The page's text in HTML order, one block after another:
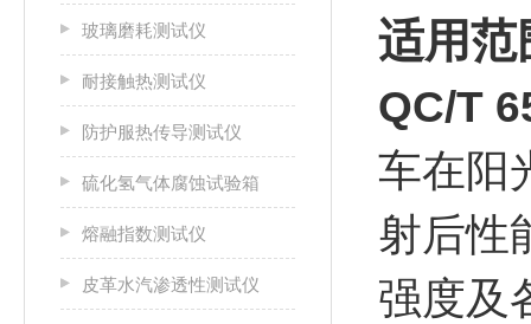
玻璃磨耗测试仪
耐接触热测试仪
防护服热传导测试仪
硫化氢气体腐蚀试验箱
熔融指数测试仪
皮革水汽渗透性测试仪
适用范
QC/T
车在阳
射后性
强度及